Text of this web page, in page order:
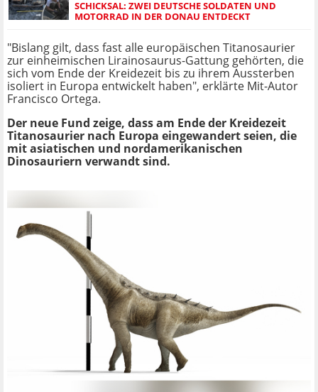
SCHICKSAL: ZWEI DEUTSCHE SOLDATEN UND
MOTORRAD IN DER DONAU ENTDECKT
"Bislang gilt, dass fast alle europäischen Titanosaurier
zur einheimischen Lirainosaurus-Gattung gehörten, die
sich vom Ende der Kreidezeit bis zu ihrem Aussterben
isoliert in Europa entwickelt haben", erklärte Mit-Autor
Francisco Ortega.
Der neue Fund zeige, dass am Ende der Kreidezeit
Titanosaurier nach Europa eingewandert seien, die
mit asiatischen und nordamerikanischen
Dinosauriern verwandt sind.